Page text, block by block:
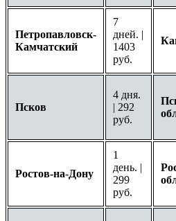
Петропавловск-
Камчатский
7
дней. |
1403
руб.
Псков
4 дня.
| 292
руб.
Ростов-на-Дону
1
день. |
299
руб.